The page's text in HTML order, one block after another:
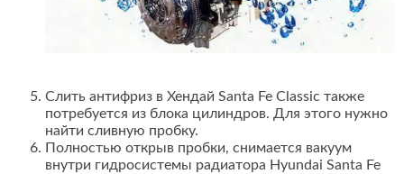
Слить антифриз в Хендай Santa Fe Classic также
потребуется из блока цилиндров. Для этого нужно
найти сливную пробку.
Полностью открыв пробки, снимается вакуум
внутри гидросистемы радиатора Hyundai Santa Fe